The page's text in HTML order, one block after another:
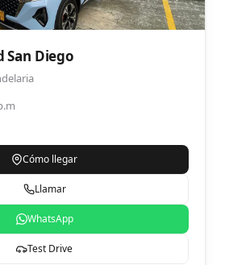
San Diego
Cómo llegar
Llamar
WhatsApp
Test Drive